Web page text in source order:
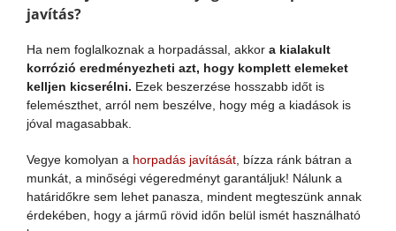
javítás?
Ha nem foglalkoznak a horpadással, akkor a kialakult
korrózió eredményezheti azt, hogy komplett elemeket
kelljen kicserélni. Ezek beszerzése hosszabb időt is
felemészthet, arról nem beszélve, hogy még a kiadások is
jóval magasabbak.
Vegye komolyan a horpadás javítását , bízza ránk bátran a
munkát, a minőségi végeredményt garantáljuk! Nálunk a
határidőkre sem lehet panasza, mindent megteszünk annak
érdekében, hogy a jármű rövid időn belül ismét használható